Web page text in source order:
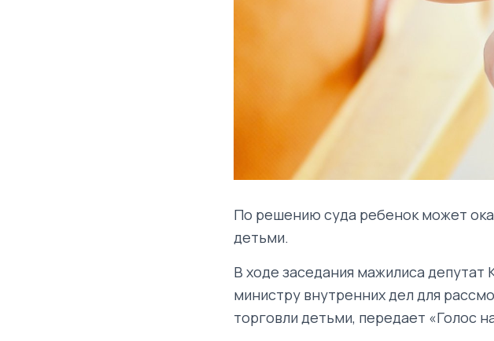
По решению суда ребенок может
детьми.
В ходе заседания мажилиса депутат
министру внутренних дел для
торговли детьми, передает «Голос